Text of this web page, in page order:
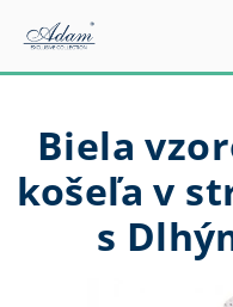
obsah
Biela
košeľa v
s